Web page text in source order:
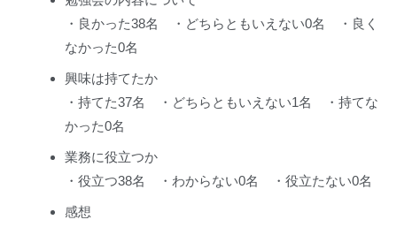
・良かった38名 ・どちらともいえない0名 ・良く
なかった0名
興味は持てたか
・持てた37名 ・どちらともいえない1名 ・持てな
かった0名
業務に役立つか
・役立つ38名 ・わからない0名 ・役立たない0名
感想